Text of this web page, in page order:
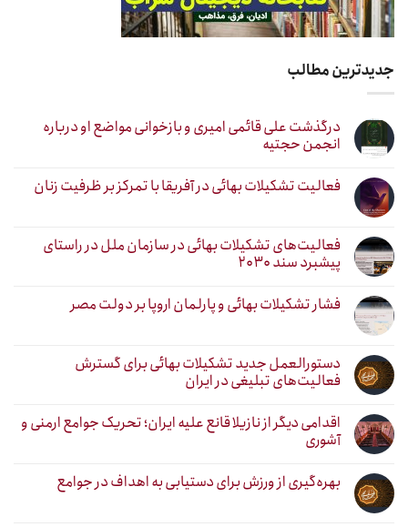
جدیدترین مطالب
درگذشت علی قائمی امیری و بازخوانی مواضع او درباره
انجمن حجتیه
فعالیت تشکیلات بهائی در آفریقا با تمرکز بر ظرفیت زنان
فعالیت‌های تشکیلات بهائی در سازمان ملل در راستای
پیشبرد سند ۲۰۳۰
فشار تشکیلات بهائی و پارلمان اروپا بر دولت مصر
دستورالعمل جدید تشکیلات بهائی برای گسترش
فعالیت‌های تبلیغی در ایران
اقدامی دیگر از نازیلا قانع علیه ایران؛ تحریک جوامع ارمنی و
آشوری
بهره‌گیری از ورزش برای دستیابی به اهداف در جوامع